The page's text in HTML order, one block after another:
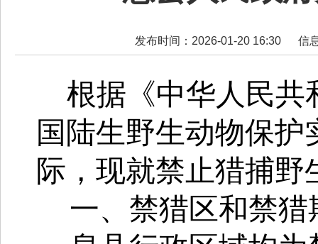
发布时间：2026-01-20 16:30 信
根据《中华人民共
国陆生野生动物保
际，现就禁止猎捕
一、禁猎区和禁猎